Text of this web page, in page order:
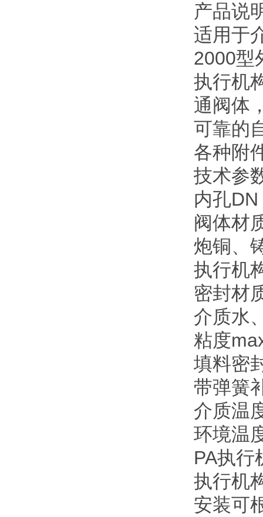
产品说
适用于
2000型
执行机
通阀体
可靠的
各种附
技术参
内孔
阀体材
炮铜、
执行机
密封材
介质水
粘度
填料密
带弹簧
介质温
环境温
PA执行
执行机
安装可